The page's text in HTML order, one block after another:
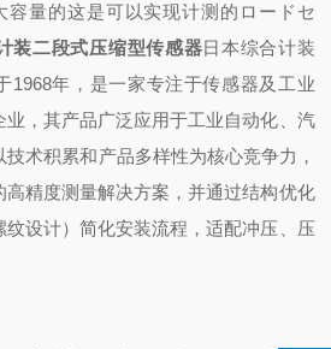
容量的这是可以实现计测的ロードセ
装二段式压缩型传感器日本综合计装
1968年，是一家专注于传感器及工业
，其产品广泛应用于工业自动化、汽
术积累和产品多样性为核心竞争力，
精度测量解决方案，并通过结构优化
纹设计）简化安装流程，适配冲压、压